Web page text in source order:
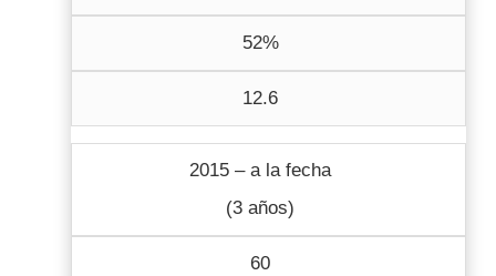
52%
12.6
2015 – a la fecha
(3 años)
60